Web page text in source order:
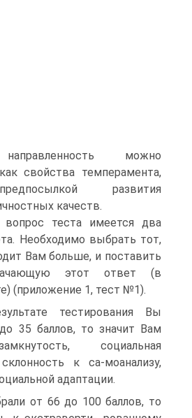
можно
свойства темперамента,
развития
качеств.
теста имеется два
Необходимо выбрать тот,
Вам больше, и поставить
этот ответ (в
(приложение 1, тест №1).
тестирования Вы
35 баллов, то значит Вам
социальная
к са-моанализу,
адаптации.
от 66 до 100 баллов, то